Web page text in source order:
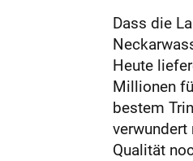
Dass die
Heute
Millionen
bestem
Qualität